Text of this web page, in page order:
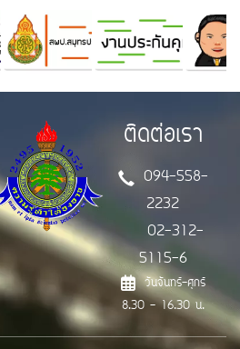
ติดต่อเรา
094-558-
2232
02-312-
5115-6
วันจันทร์-ศุกร์
8.30 - 16.30 น.